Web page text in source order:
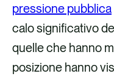
pressione pubblica
calo significativo
quelle che hanno
posizione hanno